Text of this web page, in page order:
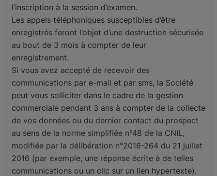
l’inscription à la session d’examen.
Les appels téléphoniques susceptibles d’être
enregistrés feront l’objet d’une destruction sécurisée
au bout de 3 mois à compter de leur
enregistrement.
Si vous avez accepté de recevoir des
communications par e-mail et par sms, la Société
peut vous solliciter dans le cadre de la gestion
commerciale pendant 3 ans à compter de la collecte
de vos données ou du dernier contact du prospect
au sens de la norme simplifiée n°48 de la CNIL,
modifiée par la délibération n°2016-264 du 21 juillet
2016 (par exemple, une réponse écrite à de telles
communications ou un clic sur un lien hypertexte).